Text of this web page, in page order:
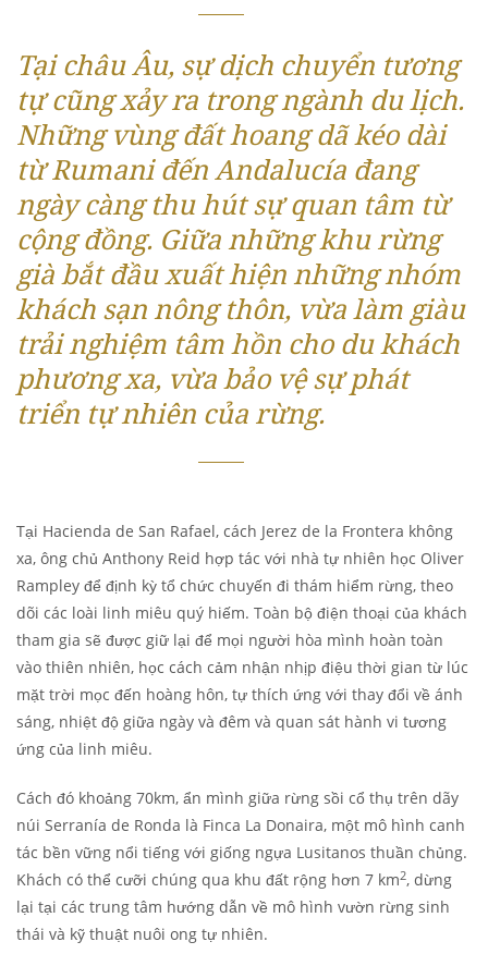
Tại châu Âu, sự dịch chuyển tương
tự cũng xảy ra trong ngành du lịch.
Những vùng đất hoang dã kéo dài
từ Rumani đến Andalucía đang
ngày càng thu hút sự quan tâm từ
cộng đồng. Giữa những khu rừng
già bắt đầu xuất hiện những nhóm
khách sạn nông thôn, vừa làm giàu
trải nghiệm tâm hồn cho du khách
phương xa, vừa bảo vệ sự phát
triển tự nhiên của rừng.
Tại Hacienda de San Rafael, cách Jerez de la Frontera không
xa, ông chủ Anthony Reid hợp tác với nhà tự nhiên học Oliver
Rampley để định kỳ tổ chức chuyến đi thám hiểm rừng, theo
dõi các loài linh miêu quý hiếm. Toàn bộ điện thoại của khách
tham gia sẽ được giữ lại để mọi người hòa mình hoàn toàn
vào thiên nhiên, học cách cảm nhận nhịp điệu thời gian từ lúc
mặt trời mọc đến hoàng hôn, tự thích ứng với thay đổi về ánh
sáng, nhiệt độ giữa ngày và đêm và quan sát hành vi tương
ứng của linh miêu.
Cách đó khoảng 70km, ẩn mình giữa rừng sồi cổ thụ trên dãy
núi Serranía de Ronda là Finca La Donaira, một mô hình canh
tác bền vững nổi tiếng với giống ngựa Lusitanos thuần chủng.
Khách có thể cưỡi chúng qua khu đất rộng hơn 7 km2, dừng
lại tại các trung tâm hướng dẫn về mô hình vườn rừng sinh
thái và kỹ thuật nuôi ong tự nhiên.